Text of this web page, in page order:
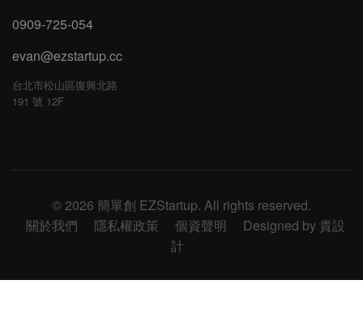
0909-725-054
evan@ezstartup.cc
台北市松山區復興北路
191 號 12F
© 2026 簡單創 EZStartup. All rights reserved.
關於我們
隱私權政策 個資聲明
Designed by 貴設
計